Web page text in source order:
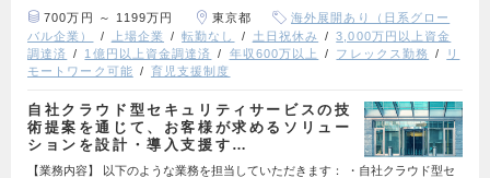
700万円 ～ 1199万円 東京都
海外展開あり（日系グロー
バル企業）
上場企業 転勤なし 土日祝休み
3,000万円以上資金
調達済
1億円以上資金調達済 年収600万以上 フレックス勤務
リ
モートワーク可能
育児支援制度
自社クラウド型セキュリティサービスの技
術提案を通じて、お客様が求めるソリュー
ションを設計・導入支援す…
【業務内容】 以下のような業務を担当していただきます： ・自社クラウド型セ